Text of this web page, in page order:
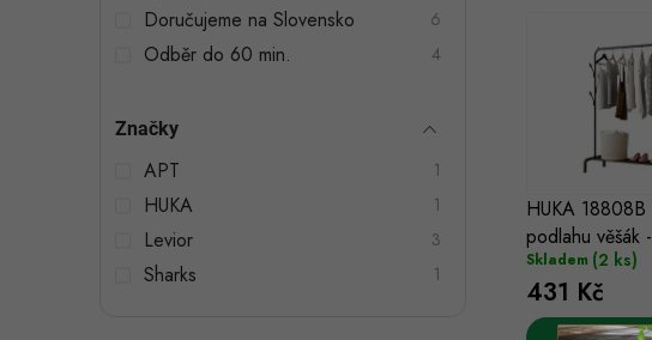
a
Doručujeme na Slovensko 6
Odběr do 60 min. 4
Značky
APT 1
HUKA 1
Levior 3
Sharks 1
p
r
o
s
p
r
HUKA 18808B
podlahu věšák
Skladem (2 ks)
431 Kč